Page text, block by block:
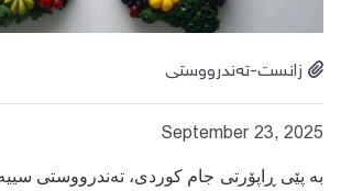
زانست-تەندرووستی
September 23, 2025
بە پێی ڕاپۆرتی جام کوردی، تەندرووستی